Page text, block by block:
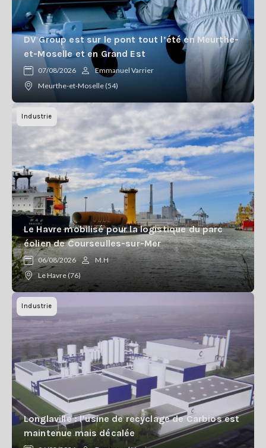
DV Group est sur le pont tout l’été en Meurthe-
et-Moselle et en Grand Est
07/08/2026
Emmanuel Varrier
Meurthe-et-Moselle (54)
Industrie
Le Havre mobilisé pour la logistique du parc
éolien de Courseulles-sur-Mer
06/08/2026
M.H
Le Havre (76)
Industrie
Longlaville : l’usine de recyclage de Carbios est
maintenue mais décalée